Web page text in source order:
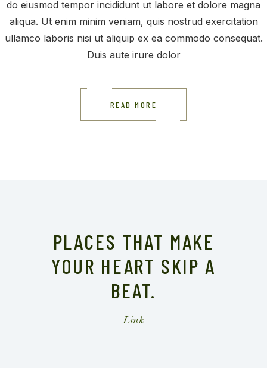
do eiusmod tempor incididunt ut labore et dolore magna
aliqua. Ut enim minim veniam, quis nostrud exercitation
ullamco laboris nisi ut aliquip ex ea commodo consequat.
Duis aute irure dolor
READ MORE
PLACES THAT MAKE
YOUR HEART SKIP A
BEAT.